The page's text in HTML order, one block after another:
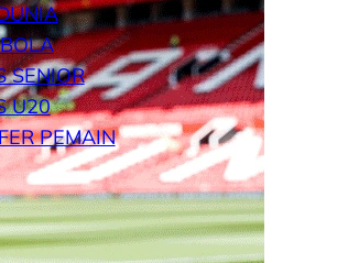
SENIOR
U20
PEMAIN